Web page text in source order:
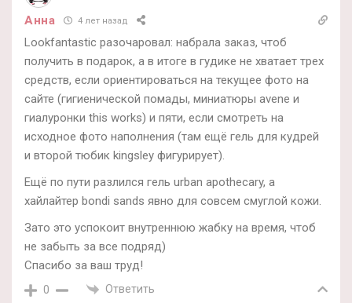
Анна 4 лет назад
Lookfantastic разочаровал: набрала заказ, чтоб
получить в подарок, а в итоге в гудике не хватает трех
средств, если ориентироваться на текущее фото на
сайте (гигиенической помады, миниатюры avene и
гиалуронки this works) и пяти, если смотреть на
исходное фото наполнения (там ещё гель для кудрей
и второй тюбик kingsley фигурирует).
Ещё по пути разлился гель urban apothecary, а
хайлайтер bondi sands явно для совсем смуглой кожи.
Зато это успокоит внутреннюю жабку на время, чтоб
не забыть за все подряд)
Спасибо за ваш труд!
0 Ответить